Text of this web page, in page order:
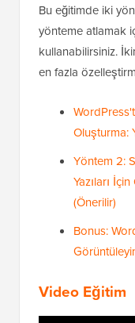
Bu eğitimde iki
yönteme atlamak
kullanabilirsiniz.
en fazla
Oluşturma:
Yöntem 2:
Yazıları
(Önerilir)
Bonus:
Video Eğitim